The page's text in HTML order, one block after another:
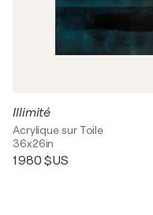
Illimité
Acrylique sur Toile
36x26in
1 980 $US